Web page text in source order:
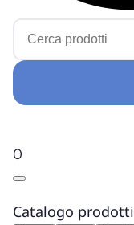
0
Catalogo prodotti